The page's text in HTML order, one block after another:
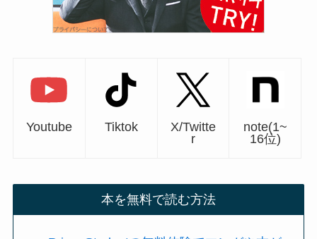
Youtube Tiktok
X/Twitte
r
note(1~
16位)
本を無料で読む方法